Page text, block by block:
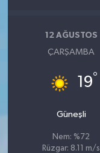
12 AĞUSTOS
ÇARŞAMBA
19°
Güneşli
Nem: %72
Rüzgar: 8.11 m/s